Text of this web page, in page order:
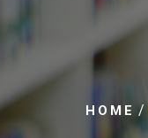
HOME /